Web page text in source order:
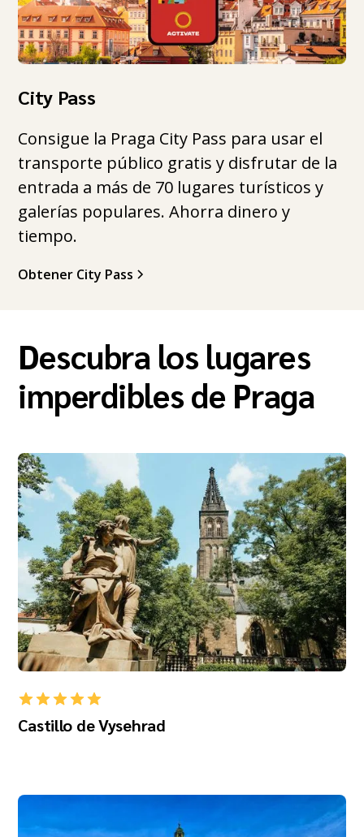
City Pass
Consigue la Praga City Pass para usar el
transporte público gratis y disfrutar de la
entrada a más de 70 lugares turísticos y
galerías populares. Ahorra dinero y
tiempo.
Obtener City Pass
Descubra los lugares
imperdibles de Praga
Castillo de Vysehrad